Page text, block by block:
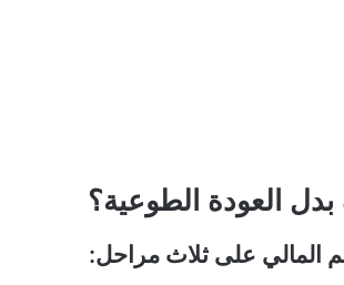
العودة الطوعية؟
المالي على ثلاث مراحل: